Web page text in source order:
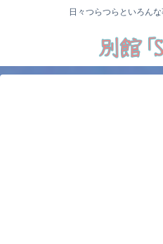
日々つらつらといろん